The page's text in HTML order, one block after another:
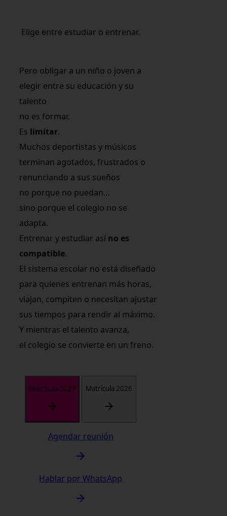
Elige entre estudiar o entrenar.
Pero obligar a un niño o joven a
elegir entre su educación y su
talento
no es formar.
Es limitar.
Muchos deportistas y músicos
terminan agotados, frustrados o
renunciando a sus sueños
no porque no puedan…
sino porque el colegio no se
adapta.
Entrenar y estudiar así no es
compatible.
El sistema escolar no está diseñado
para quienes entrenan más horas,
viajan, compiten o necesitan ajustar
sus tiempos para rendir al máximo.
Y mientras el talento avanza,
el colegio se convierte en un freno.
Matrícula 2027 Matrícula 2026
Agendar reunión
Hablar por WhatsApp